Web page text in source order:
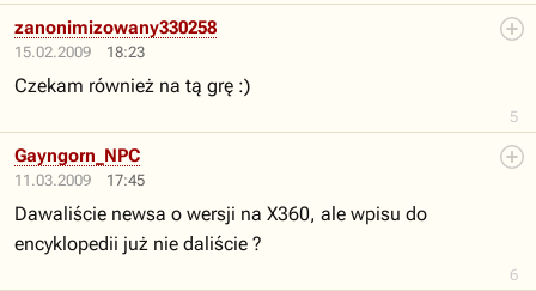
15.02.2009 18:23
5
zanonimizowany330258
Czekam również na tą grę :)
11.03.2009 17:45
6
Gayngorn_NPC
Dawaliście newsa o wersji na X360, ale wpisu do
encyklopedii już nie daliście ?